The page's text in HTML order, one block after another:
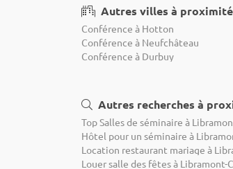
Autres villes à
Conférence à Hotton
Conférence à Neufchâteau
Conférence à Durbuy
Autres recherches à
Top Salles de séminaire à
Hôtel pour un séminaire à
Location restaurant mariage à
Louer salle des fêtes à Libramont-